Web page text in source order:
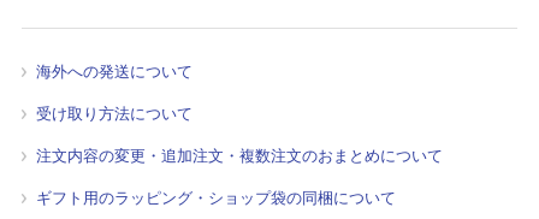
海外への発送について
受け取り方法について
注文内容の変更・追加注文・複数注文のおまとめについて
ギフト用のラッピング・ショップ袋の同梱について